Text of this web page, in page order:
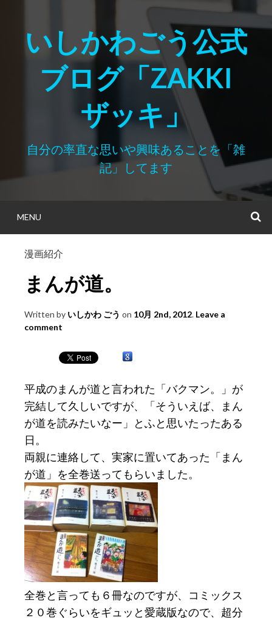
contentいしかわごう公式
ブログ「ZAKKI
ザッキ」
自分の率直な思いや興味あることを「雑
記」してます
MENU
漫画紹介
まんが道。
Written by いしかわ ごう on 10月 2nd, 2012. Leave a
comment
平成のまんが道と言われた「バクマン。」が
完結して久しいですが、「そういえば、まん
が道を読みたいなー」とふと思いたったある
日。
両親に連絡して、実家に置いてあった「まん
が道」を全巻送ってもらいました。
全巻と言っても６冊なのですが、コミックス
２０巻ぐらいをギュッと愛蔵版なので、超分